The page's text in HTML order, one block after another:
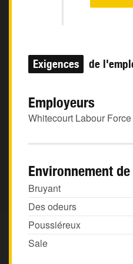
Exigences de
Employeurs
Whitecourt Labour Force
Environnement
Bruyant
Des odeurs
Poussiéreux
Sale